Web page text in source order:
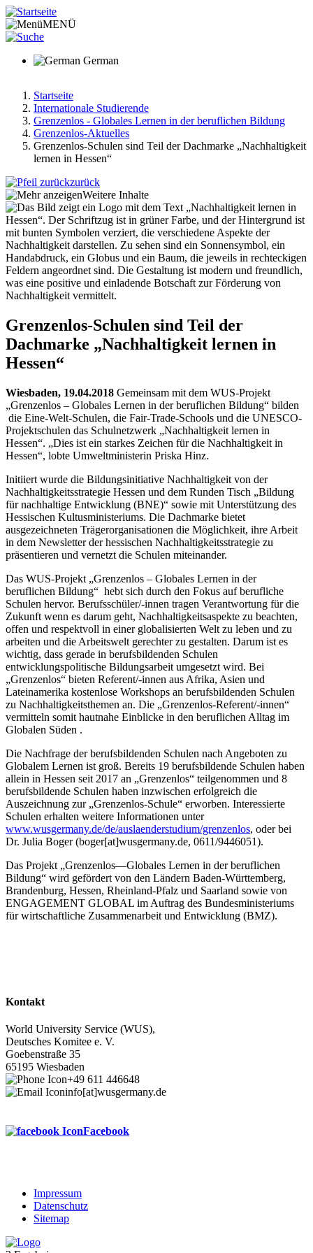
Direkt
zum
Inhalt
MENÜ
German
Pfadnavigation
Startseite
Internationale Studierende
Grenzenlos - Globales Lernen in der beruflichen Bildung
Grenzenlos-Aktuelles
Grenzenlos-Schulen sind Teil der Dachmarke „Nachhaltigkeit
lernen in Hessen“
zurück
Weitere Inhalte
Grenzenlos-Schulen sind Teil der
Dachmarke „Nachhaltigkeit lernen in
Hessen“
Wiesbaden, 19.04.2018 Gemeinsam mit dem WUS-Projekt
„Grenzenlos – Globales Lernen in der beruflichen Bildung“ bilden
die Eine-Welt-Schulen, die Fair-Trade-Schools und die UNESCO-
Projektschulen das Schulnetzwerk „Nachhaltigkeit lernen in
Hessen“. „Dies ist ein starkes Zeichen für die Nachhaltigkeit in
Hessen“, lobte Umweltministerin Priska Hinz.
Initiiert wurde die Bildungsinitiative Nachhaltigkeit von der
Nachhaltigkeitsstrategie Hessen und dem Runden Tisch „Bildung
für nachhaltige Entwicklung (BNE)“ sowie mit Unterstützung des
Hessischen Kultusministeriums. Die Dachmarke bietet
ausgezeichneten Trägerorganisationen die Möglichkeit, ihre Arbeit
in dem Newsletter der hessischen Nachhaltigkeitsstrategie zu
präsentieren und vernetzt die Schulen miteinander.
Das WUS-Projekt „Grenzenlos – Globales Lernen in der
beruflichen Bildung“ hebt sich durch den Fokus auf berufliche
Schulen hervor. Berufsschüler/-innen tragen Verantwortung für die
Zukunft wenn es darum geht, Nachhaltigkeitsaspekte zu beachten,
offen und respektvoll in einer globalisierten Welt zu leben und zu
arbeiten und die Arbeitswelt gerechter zu gestalten. Darum ist es
wichtig, dass gerade in berufsbildenden Schulen
entwicklungspolitische Bildungsarbeit umgesetzt wird. Bei
„Grenzenlos“ bieten Referent/-innen aus Afrika, Asien und
Lateinamerika kostenlose Workshops an berufsbildenden Schulen
zu Nachhaltigkeitsthemen an. Die „Grenzenlos-Referent/-innen“
vermitteln somit hautnahe Einblicke in den beruflichen Alltag im
Globalen Süden .
Die Nachfrage der berufsbildenden Schulen nach Angeboten zu
Globalem Lernen ist groß. Bereits 19 berufsbildende Schulen haben
allein in Hessen seit 2017 an „Grenzenlos“ teilgenommen und 8
berufsbildende Schulen haben inzwischen erfolgreich die
Auszeichnung zur „Grenzenlos-Schule“ erworben. Interessierte
Schulen erhalten weitere Informationen unter
www.wusgermany.de/de/auslaenderstudium/grenzenlos, oder bei
Dr. Julia Boger (boger[at]wusgermany.de, 0611/9446051).
Das Projekt „Grenzenlos—Globales Lernen in der beruflichen
Bildung“ wird gefördert von den Ländern Baden-Württemberg,
Brandenburg, Hessen, Rheinland-Pfalz und Saarland sowie von
ENGAGEMENT GLOBAL im Auftrag des Bundesministeriums
für wirtschaftliche Zusammenarbeit und Entwicklung (BMZ).
Kontakt
World University Service (WUS),
Deutsches Komitee e. V.
Goebenstraße 35
65195 Wiesbaden
+49 611 446648
info[at]wusgermany.de
Facebook
Footer
menu
Impressum
Datenschutz
Sitemap